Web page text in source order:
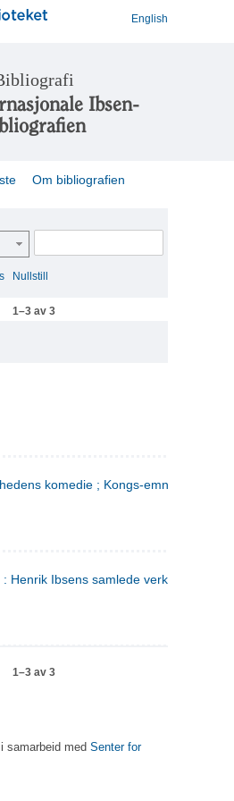
English
Ibsen-
Om bibliografien
Nullstill
1–3 av 3
komedie ; Kongs-emnerne
Henrik Ibsens samlede verker. 4
1–3 av 3
samarbeid med Senter for